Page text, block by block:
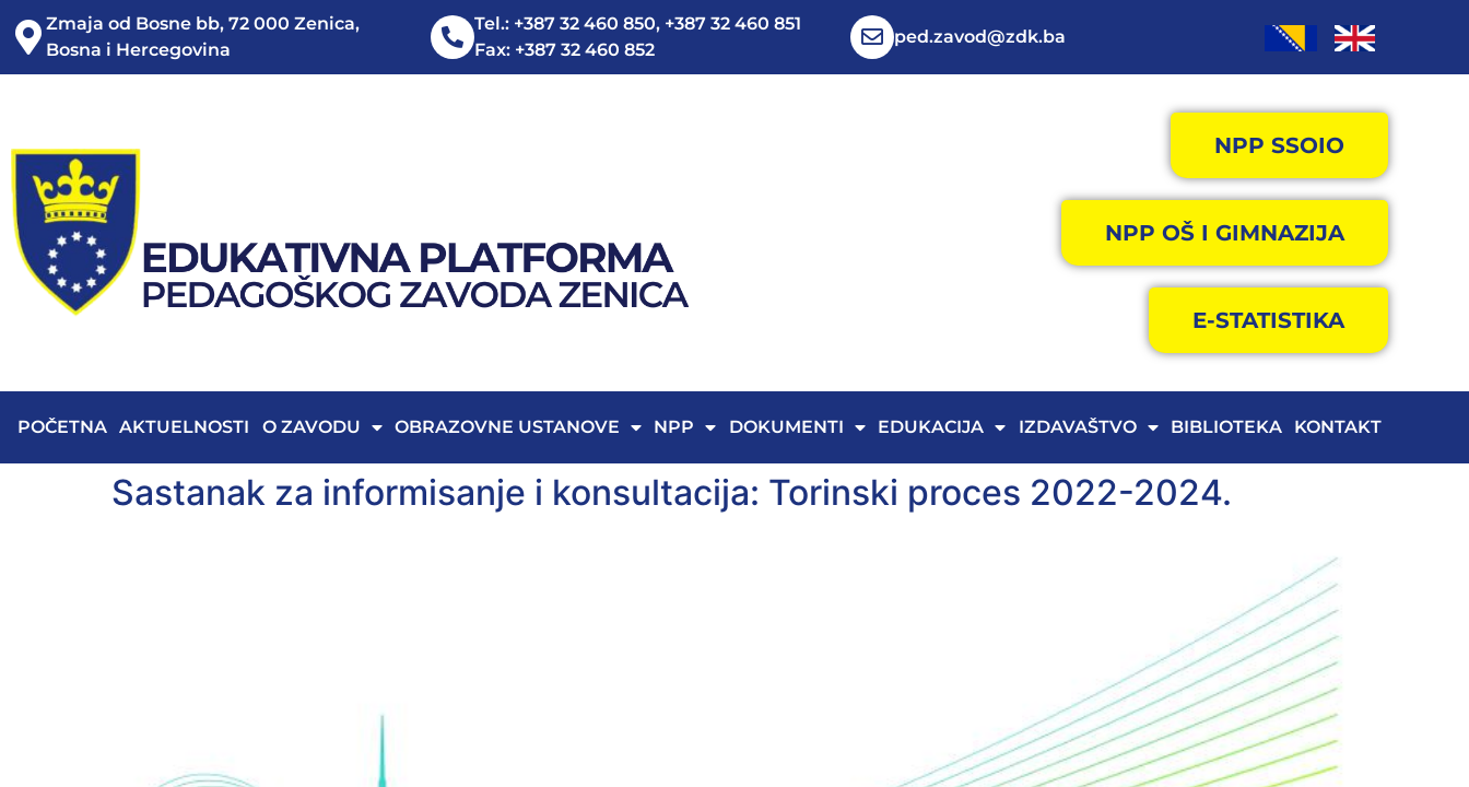
Zmaja od Bosne bb, 72 000 Zenica,
Bosna i Hercegovina
Tel.: +387 32 460 850, +387 32 460 851
Fax: +387 32 460 852
ped.zavod@zdk.ba
NPP SSOIO
NPP OŠ I GIMNAZIJA
E-STATISTIKA
POČETNA AKTUELNOSTI O ZAVODU OBRAZOVNE USTANOVE NPP DOKUMENTI EDUKACIJA IZDAVAŠTVO BIBLIOTEKA KONTAKT
Sastanak za informisanje i konsultacija: Torinski proces 2022-2024.